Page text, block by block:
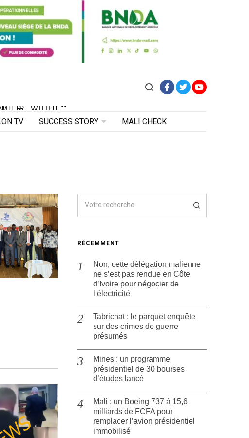
VITE"
VITE"
TV SUCCESS STORY MALI CHECK
RÉCEMMENT
Non, cette délégation malienne
ne s’est pas rendue en Côte
d’Ivoire pour négocier de
l’électricité
Tabrichat : le parquet enquête
sur des crimes de guerre
présumés
Mines : un programme
présidentiel de 30 bourses
d’études lancé
Mali : un Boeing 737 à 15,6
milliards de FCFA pour
remplacer l’avion présidentiel
immobilisé